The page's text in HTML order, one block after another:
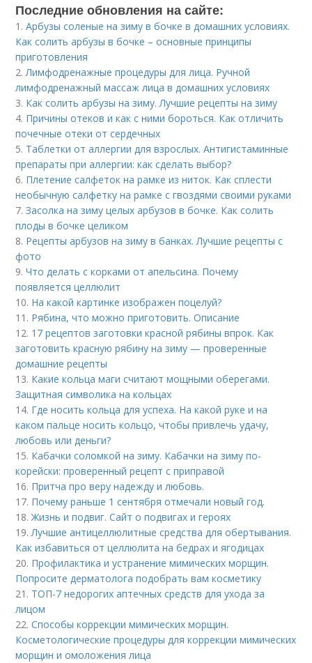
Последние обновления на сайте:
1.Арбузы соленые на зиму в бочке в домашних условиях.
Как солить арбузы в бочке – основные принципы
приготовления
2.Лимфодренажные процедуры для лица. Ручной
лимфодренажный массаж лица в домашних условиях
3. Как солить арбузы на зиму. Лучшие рецепты на зиму
4. Причины отеков и как с ними бороться. Как отличить
почечные отеки от сердечных
5. Таблетки от аллергии для взрослых. Антигистаминные
препараты при аллергии: как сделать выбор?
6. Плетение салфеток на рамке из ниток. Как сплести
необычную салфетку на рамке с гвоздями своими руками
7.Засолка на зиму целых арбузов в бочке. Как солить
плоды в бочке целиком
8. Рецепты арбузов на зиму в банках. Лучшие рецепты с
фото
9.Что делать с корками от апельсина. Почему
появляется целлюлит
10. На какой картинке изображен поцелуй?
11. Рябина, что можно приготовить. Описание
12. 17 рецептов заготовки красной рябины впрок. Как
заготовить красную рябину на зиму — проверенные
домашние рецепты
13. Какие кольца маги считают мощными оберегами.
Защитная символика на кольцах
14. Где носить кольца для успеха. На какой руке и на
каком пальце носить кольцо, чтобы привлечь удачу,
любовь или деньги?
15. Кабачки соломкой на зиму. Кабачки на зиму по-
корейски: проверенный рецепт с приправой
16. Притча про веру надежду и любовь.
17. Почему раньше 1 сентября отмечали новый год.
18.Жизнь и подвиг. Сайт о подвигах и героях
19.Лучшие антицеллюлитные средства для обертывания.
Как избавиться от целлюлита на бедрах и ягодицах
20. Профилактика и устранение мимических морщин.
Попросите дерматолога подобрать вам косметику
21. ТОП-7 недорогих аптечных средств для ухода за
лицом
22.Способы коррекции мимических морщин.
Косметологические процедуры для коррекции мимических
морщин и омоложения лица